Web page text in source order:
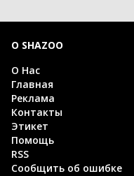
О SHAZOO
О Нас
Главная
Реклама
Контакты
Этикет
Помощь
RSS
Сообщить об ошибке